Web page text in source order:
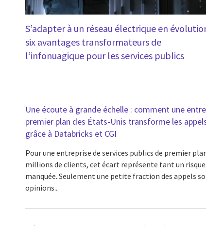
S’adapter à un réseau électrique en
six avantages transformateurs de
l’infonuagique pour les services publics
Une écoute à grande échelle : comment une
premier plan des États-Unis transforme les
grâce à Databricks et CGI
Pour une entreprise de services publics de premier
millions de clients, cet écart représente tant un risque
manquée. Seulement une petite fraction des appels
opinions...